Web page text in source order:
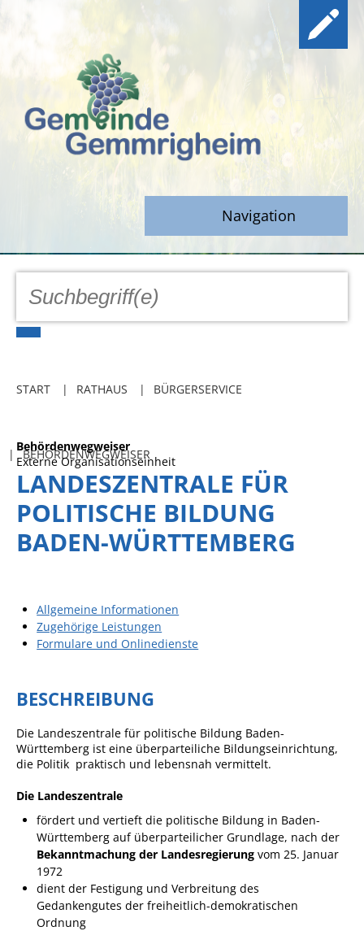
Navigation
GEMEINDE
Freibadkarten
Parkraumkonzept
Grundschule
Mensa
Jugendhaus
Sportstätten
Freiwillige Feuerwehr
Bauhof
Friedhof
START RATHAUS BÜRGERSERVICE
BEHÖRDENWEGWEISER
Behördenwegweiser
Externe Organisationseinheit
LANDESZENTRALE FÜR
POLITISCHE BILDUNG
BADEN-WÜRTTEMBERG
Allgemeine Informationen
Zugehörige Leistungen
Formulare und Onlinedienste
BESCHREIBUNG
Die Landeszentrale für politische Bildung Baden-
Württemberg ist eine überparteiliche Bildungseinrichtung,
die Politik praktisch und lebensnah vermittelt.
Die Landeszentrale
fördert und vertieft die politische Bildung in Baden-
Württemberg auf überparteilicher Grundlage, nach der
Bekanntmachung der Landesregierungvom 25. Januar
1972
dient der Festigung und Verbreitung des
Gedankengutes der freiheitlich-demokratischen
Ordnung